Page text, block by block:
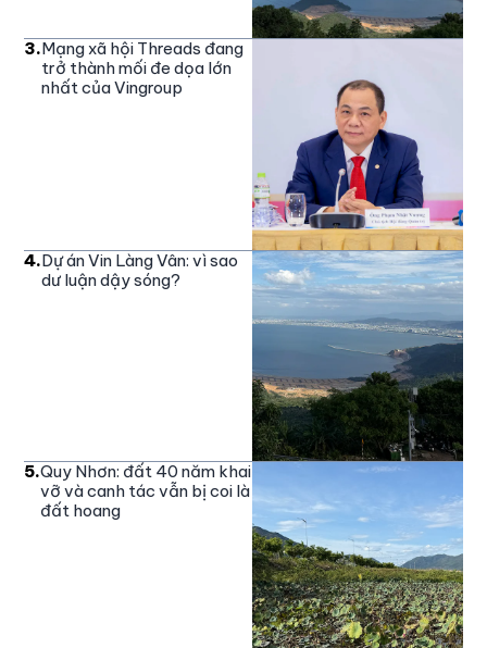
3.Mạng xã hội Threads đang
trở thành mối đe dọa lớn
nhất của Vingroup
4.Dự án Vin Làng Vân: vì sao
dư luận dậy sóng?
5.Quy Nhơn: đất 40 năm khai
vỡ và canh tác vẫn bị coi là
đất hoang